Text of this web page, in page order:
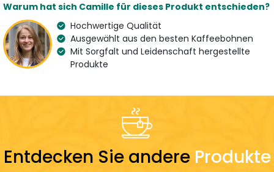
Art
Specialty Coffee
Kaffeepulver
Aroma
Kakao, Haselnuss und
Nougat
Variation
100 % Arabica
Herkunft
France
Dosierung
7 g
Warum hat sich Camille für dieses Produkt entschieden?
Hochwertige Qualität
Ausgewählt aus den besten Kaffeebohnen
Mit Sorgfalt und Leidenschaft hergestellte
Produkte
Entdecken Sie andere Produkte